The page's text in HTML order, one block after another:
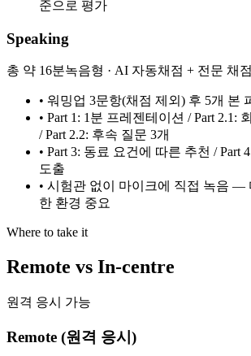
준으로 평가
Speaking
총 약 16분녹음형 · AI 자동채점 + 전문 채
• 워밍업 3문항(채점 제외) 후 5개 본
• Part 1: 1분 프레젠테이션 / Part 2.1:
/ Part 2.2: 후속 질문 3개
• Part 3: 동료 요건에 따른 추천 / Part
도출
• 시험관 없이 마이크에 직접 녹음 —
한 환경 중요
Where to take it
Remote vs In-centre
원격 응시 가능
Remote (원격 응시)